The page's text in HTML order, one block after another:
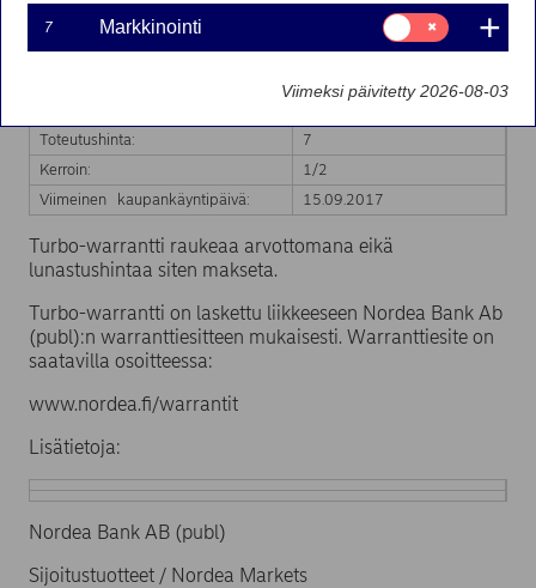
ISIN-koodi:
FI4000262159
Kohde-etuus:
YIT Oyj
Toteutushinta:
7
Kerroin:
1/2
Viimeinen kaupankäyntipäivä:
15.09.2017
Turbo-warrantti raukeaa arvottomana eikä
lunastushintaa siten makseta.
Turbo-warrantti on laskettu liikkeeseen Nordea Bank Ab
(publ):n warranttiesitteen mukaisesti. Warranttiesite on
saatavilla osoitteessa:
www.nordea.fi/warrantit
Lisätietoja:
Nordea Bank AB (publ)
Sijoitustuotteet / Nordea Markets
7 Markkinointi
Suostumusvalinta:
Markkinointi
Viimeksi päivitetty 2026-08-03